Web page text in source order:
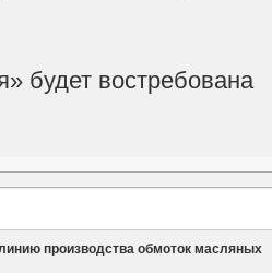
будет востребована
производства обмоток масляных